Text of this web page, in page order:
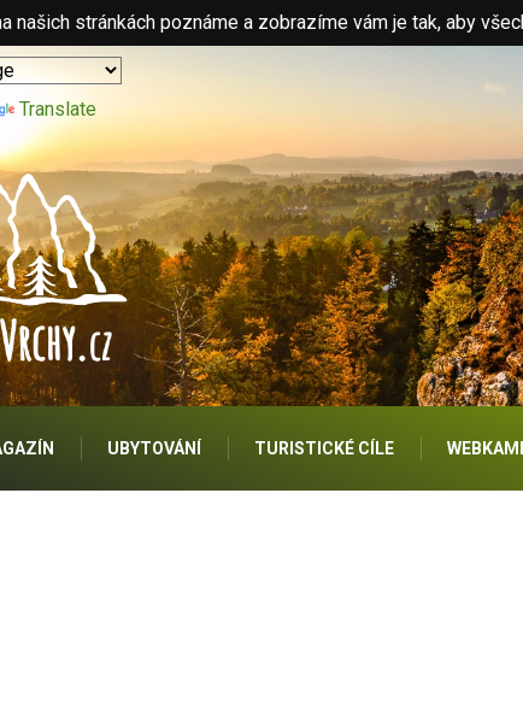
našich stránkách poznáme a zobrazíme vám je tak, aby
Translate
UBYTOVÁNÍ TURISTICKÉ CÍLE